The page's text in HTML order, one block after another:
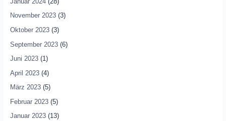
November 2023(3)
Oktober 2023(3)
September 2023(6)
Juni 2023(1)
April 2023(4)
März 2023(5)
Februar 2023(5)
Januar 2023(13)